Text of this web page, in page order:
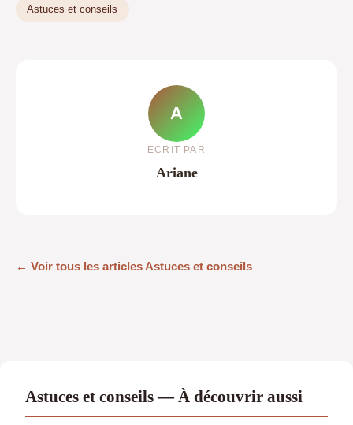
Astuces et conseils
A
ECRIT PAR
Ariane
← Voir tous les articles Astuces et conseils
Astuces et conseils — À découvrir aussi